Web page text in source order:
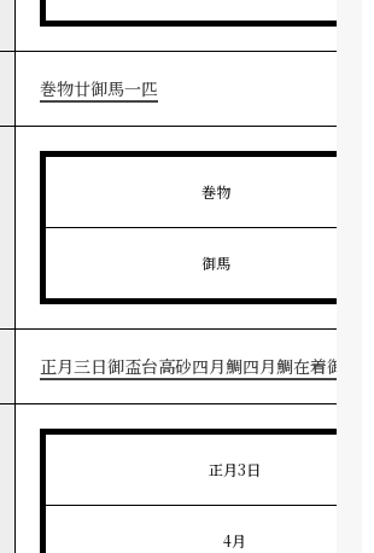
巻物廿御馬一匹
巻物
御馬
正月三日御盃台高砂四月鯛四月鯛在着御礼
正月3日
4月